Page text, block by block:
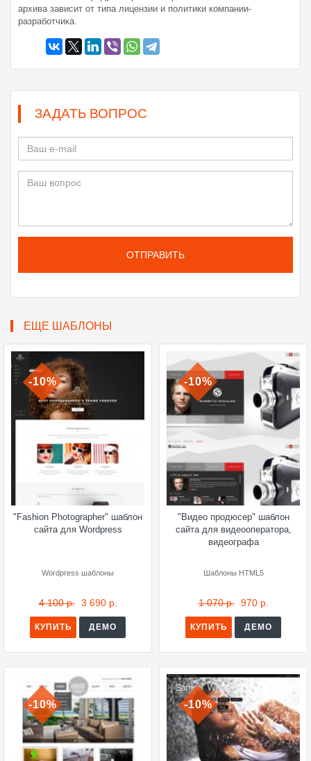
архива зависит от типа лицензии и политики компании-
разработчика.
ЗАДАТЬ ВОПРОС
ОТПРАВИТЬ
ЕЩЕ ШАБЛОНЫ
-10%
"Fashion Photographer" шаблон
сайта для Wordpress
Wordpress шаблоны
4 100 р. 3 690 р.
КУПИТЬ ДЕМО
-10%
"Видео продюсер" шаблон
сайта для видеооператора,
видеографа
Шаблоны HTML5
1 070 р. 970 р.
КУПИТЬ ДЕМО
-10% -10%